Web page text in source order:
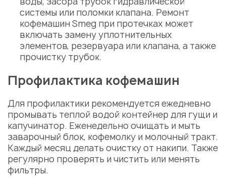
системы или поломки клапана. Ремонт
кофемашин Smeg при протечках может
включать замену уплотнительных
элементов, резервуара или клапана, а также
прочистку трубок.
Профилактика кофемашин
Для профилактики рекомендуется ежедневно
промывать теплой водой контейнер для гущи и
капучинатор. Еженедельно очищать и мыть
заварочный блок, кофемолку и молочный тракт.
Каждый месяц делать очистку от накипи. Также
регулярно проверять и чистить или менять
фильтры.